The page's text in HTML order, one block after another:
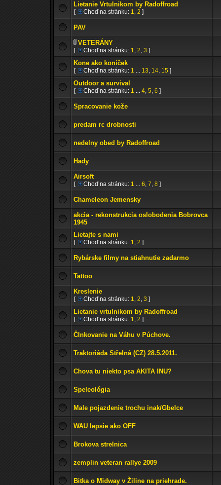
Lietanie Vrtulnikom by Radoffroad
[ Choď na stránku: 1, 2 ]
PAV
VETERÁNY
[ Choď na stránku: 1, 2, 3 ]
Kone ako koníček
[ Choď na stránku: 1 ... 13, 14, 15 ]
Outdoor a survival
[ Choď na stránku: 1 ... 4, 5, 6 ]
Spracovanie kože
predam rc drobnosti
nedelny obed by Radoffroad
Hady
Airsoft
[ Choď na stránku: 1 ... 6, 7, 8 ]
Chameleon Jemensky
akcia - rekonstrukcia oslobodenia Bobrovca
1945
Lietajte s nami
[ Choď na stránku: 1, 2 ]
Rybárske filmy na stiahnutie zadarmo
Tattoo
Kreslenie
[ Choď na stránku: 1, 2, 3 ]
Lietanie vrtulnikom by Radoffroad
[ Choď na stránku: 1, 2 ]
Člnkovanie na Váhu v Púchove.
Traktoriáda Střelná (CZ) 28.5.2011.
Chova tu niekto psa AKITA INU?
Speleológia
Male pojazdenie trochu inak/Gbelce
WAU lepsie ako OFF
Brokova strelnica
zemplin veteran rallye 2009
Bitka o Midway v Žiline na priehrade.